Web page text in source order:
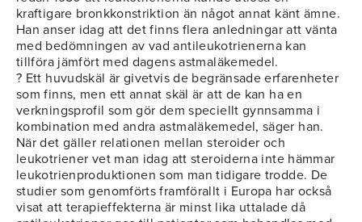
kraftigare bronkkonstriktion än något annat känt ämne.
Han anser idag att det finns flera anledningar att vänta
med bedömningen av vad antileukotrienerna kan
tillföra jämfört med dagens astmaläkemedel.
? Ett huvudskäl är givetvis de begränsade erfarenheter
som finns, men ett annat skäl är att de kan ha en
verkningsprofil som gör dem speciellt gynnsamma i
kombination med andra astmaläkemedel, säger han.
När det gäller relationen mellan steroider och
leukotriener vet man idag att steroiderna inte hämmar
leukotrienproduktionen som man tidigare trodde. De
studier som genomförts framförallt i Europa har också
visat att terapieffekterna är minst lika uttalade då